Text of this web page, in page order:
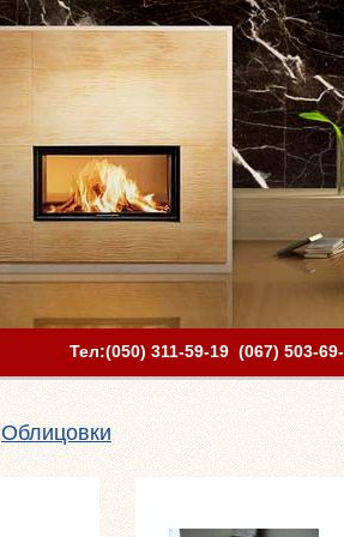
Тел:(050) 311-59-19 (067) 503-
Облицовки